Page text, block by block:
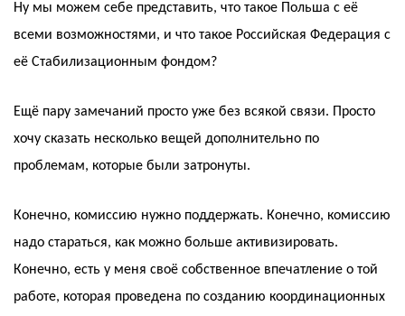
Ну мы можем себе представить, что такое Польша с её
всеми возможностями, и что такое Российская Федерация с
её Стабилизационным фондом?
Ещё пару замечаний просто уже без всякой связи. Просто
хочу сказать несколько вещей дополнительно по
проблемам, которые были затронуты.
Конечно, комиссию нужно поддержать. Конечно, комиссию
надо стараться, как можно больше активизировать.
Конечно, есть у меня своё собственное впечатление о той
работе, которая проведена по созданию координационных